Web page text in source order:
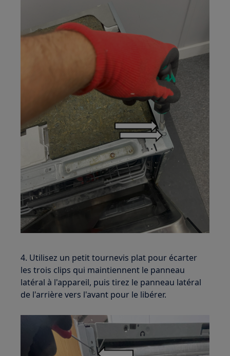
4. Utilisez un petit tournevis plat pour écarter
les trois clips qui maintiennent le panneau
latéral à l'appareil, puis tirez le panneau latéral
de l'arrière vers l'avant pour le libérer.